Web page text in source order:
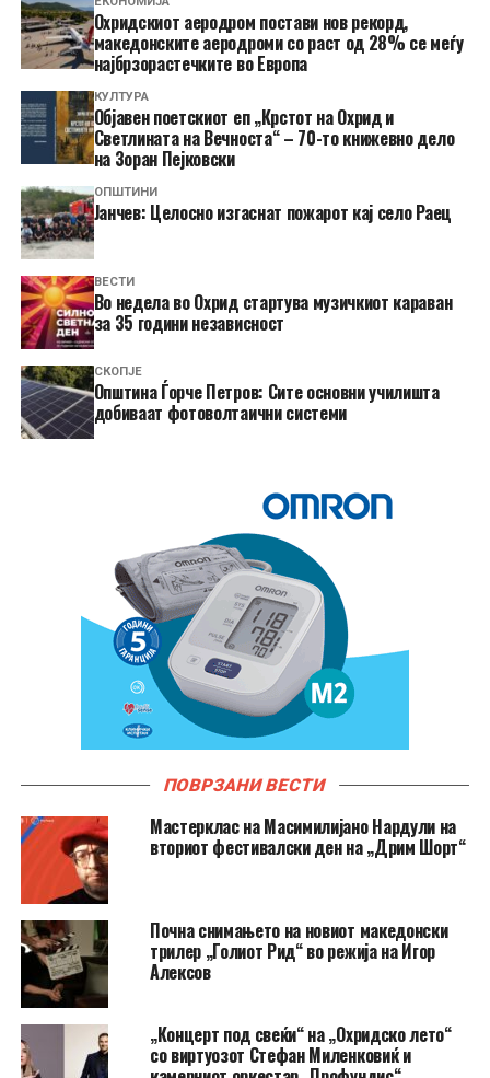
Охридскиот аеродром постави нов рекорд,
македонските аеродроми со раст од 28% се меѓу
најбрзорастечките во Европа
КУЛТУРА
Објавен поетскиот еп „Крстот на Охрид и
Светлината на Вечноста“ – 70-то книжевно дело
на Зоран Пејковски
ОПШТИНИ
Јанчев: Целосно изгаснат пожарот кај село Раец
ВЕСТИ
Во недела во Охрид стартува музичкиот караван
за 35 години независност
СКОПЈЕ
Општина Ѓорче Петров: Сите основни училишта
добиваат фотоволтаични системи
ПОВРЗАНИ ВЕСТИ
Мастерклас на Масимилијано Нардули на
вториот фестивалски ден на „Дрим Шорт“
Почна снимањето на новиот македонски
трилер „Голиот Рид“ во режија на Игор
Алексов
„Концерт под свеќи“ на „Охридско лето“
со виртуозот Стефан Миленковиќ и